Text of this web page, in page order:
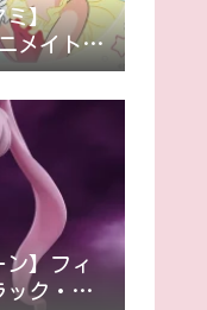
ミ】
メイト」
」による
の販売が
ン】フィ
ック・レ